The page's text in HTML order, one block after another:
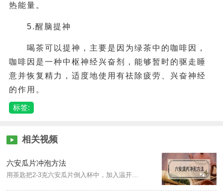
热能量。
5.醒脑提神
喝茶可以提神，主要是因为绿茶中的咖啡因，
咖啡因是一种中枢神经兴奋剂，能够暂时的驱走睡
意并恢复精力，适度地使用有祛除疲劳、兴奋神经
的作用。
标签:
相关视频
六安瓜片冲泡方法